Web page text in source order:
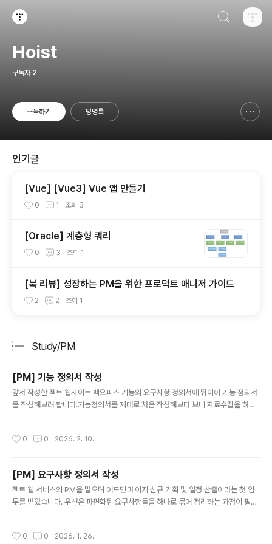
Hoist
구독자 2
구독하기 방명록
인기글
[Vue] [Vue3] Vue 앱 만들기
0 1 조회 3
[Oracle] 계층형 쿼리
0 3 조회 1
[북 리뷰] 성장하는 PM을 위한 프로덕트 매니저 가이드
2 2 조회 1
Study/PM
[PM] 기능 정의서 작성
앞서 작성한 젝트 웹사이트 백오피스 기능의 요구사항 정의서에 뒤이어 기능 정의서
를 작성해보려 합니다.기능정의서를 제대로 처음 작성해보다 보니 자료수집을 하며
잘 작성된 기능정의서는 서비스의 방향성을 명확히 하고, 모든 이해관계자가 공통된
트 효율이 저하될 수 있습니다. 1. 기능 카테고리 사용자 등록 - 회원가입 등과 같은
대분류로 전체 기능을 대표하고 직관적으로 알 수 있게 합니다. ..
0 0 2026. 2. 10.
[PM] 요구사항 정의서 작성
젝트 웹 서비스의 PM을 맡으며 어드민 페이지 신규 기획 및 일정 산출이라는 첫 임
무를 받았습니다. 우선은 파편화된 요구사항들을 하나로 묶어 정리하는 과정이 필요
로젝트를 계기로 제대로 된 작성법을 공부하고 기록해 두려 합니다. 처음 해보는 과
0 0 2026. 1. 26.